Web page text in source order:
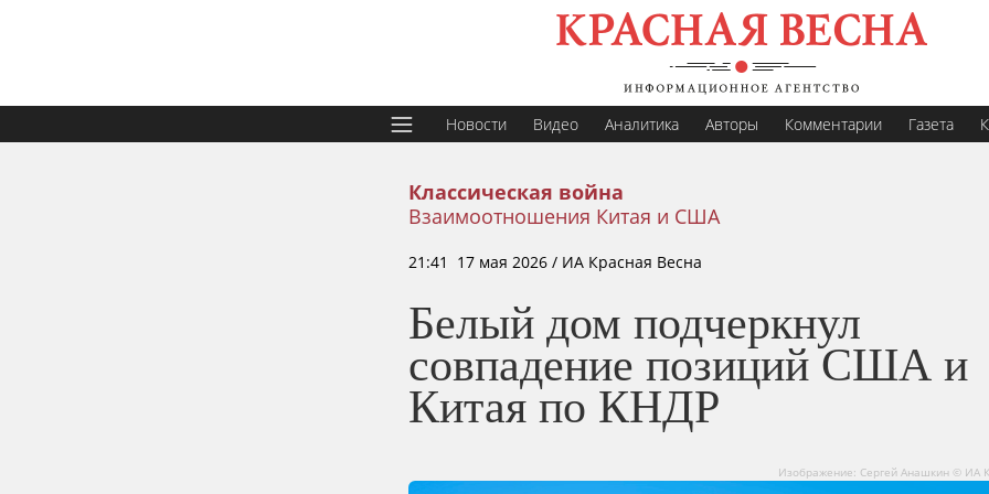
Новости Видео Аналитика Авторы Комментарии Газета
Классическая война
Взаимоотношения Китая и США
21:41 17 мая 2026 / ИА Красная Весна
Белый дом подчеркнул
совпадение позиций США и
Китая по КНДР
Изображение: Сергей Анашкин © ИА